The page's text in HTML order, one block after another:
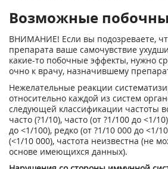
Возможные
ВНИМАНИЕ! Если вы подозреваете,
препарата ваше самочувствие
какие-то побочные эффекты, нужно
очно к врачу, назначившему
Нежелательные реакции
относительно каждой из систем
следующей классификации частоты
часто (?1/10), часто (от ?1/100 до <1/
до <1/100), редко (от ?1/10 000 до <1/
(<1/10 000), частота неизвестна (не
основе имеющихся данных).